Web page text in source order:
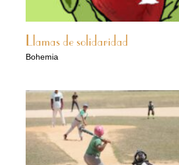
Llamas de solidaridad
Bohemia